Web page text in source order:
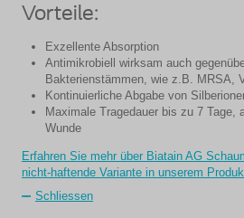
Vorteile:
Exzellente Absorption
Antimikrobiell wirksam auch
Bakterienstämmen, wie z.B. MRSA,
Kontinuierliche Abgabe von
Maximale Tragedauer bis zu 7 Tage,
Wunde
Erfahren Sie mehr über Biatain AG
nicht-haftende Variante in unserem
Schliessen